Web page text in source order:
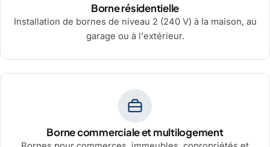
Borne résidentielle
Installation de bornes de niveau 2 (240 V) à la maison, au
garage ou à l'extérieur.
Borne commerciale et multilogement